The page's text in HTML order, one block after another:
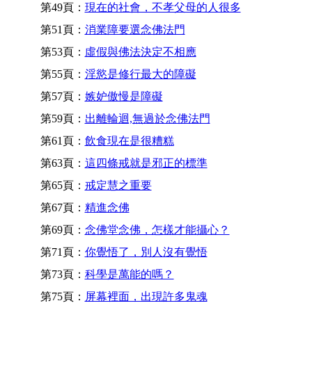
第49頁： 現在的社會，不孝父母的人很多
第51頁： 消業障要選念佛法門
第53頁： 虛假與佛法決定不相應
第55頁： 淫慾是修行最大的障礙
第57頁： 嫉妒傲慢是障礙
第59頁： 出離輪迴,無過於念佛法門
第61頁： 飲食現在是很糟糕
第63頁： 這四條戒就是邪正的標準
第65頁： 戒定慧之重要
第67頁： 精進念佛
第69頁： 念佛堂念佛，怎樣才能攝心？
第71頁： 你覺悟了，別人沒有覺悟
第73頁： 科學是萬能的嗎？
第75頁： 屏幕裡面，出現許多鬼魂